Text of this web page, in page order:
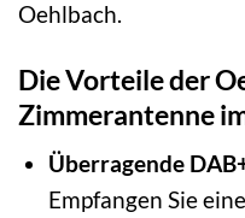
Oehlbach.
Die Vorteile der
Zimmerantenne
Überragende
Empfangen Sie